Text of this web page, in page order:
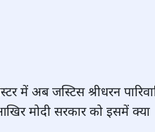
में अब जस्टिस श्रीधरन
मोदी सरकार को इसमें क्या